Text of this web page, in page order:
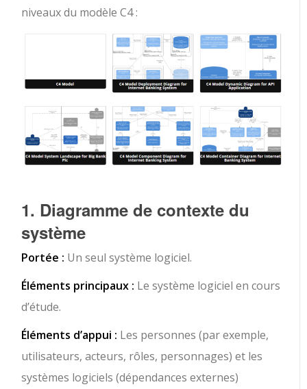
niveaux du modèle C4 :
1. Diagramme de contexte du
système
Portée : Un seul système logiciel.
Éléments principaux : Le système logiciel en cours
d’étude.
Éléments d’appui : Les personnes (par exemple,
utilisateurs, acteurs, rôles, personnages) et les
systèmes logiciels (dépendances externes)